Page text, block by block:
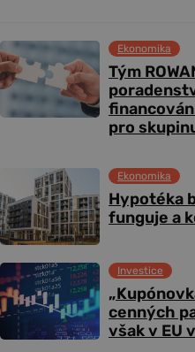
Tým
pro
Ekonomika
Hypotéka
funguje a
Ekonomika
cenných
však v EU
Investice